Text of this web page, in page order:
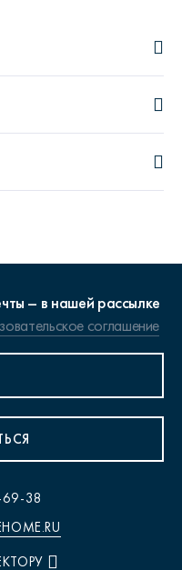
– в нашей рассылке
соглашение
38